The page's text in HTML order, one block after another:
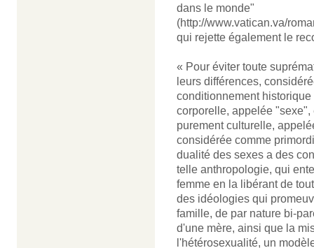
dans le monde"
(http://www.vatican.va/
qui rejette également le
« Pour éviter toute
leurs différences,
conditionnement
corporelle, appelée
purement culturelle,
considérée comme
dualité des sexes a des
telle anthropologie, qui
femme en la libérant de
des idéologies qui
famille, de par nature bi-
d'une mère, ainsi que la
l'hétérosexualité, un